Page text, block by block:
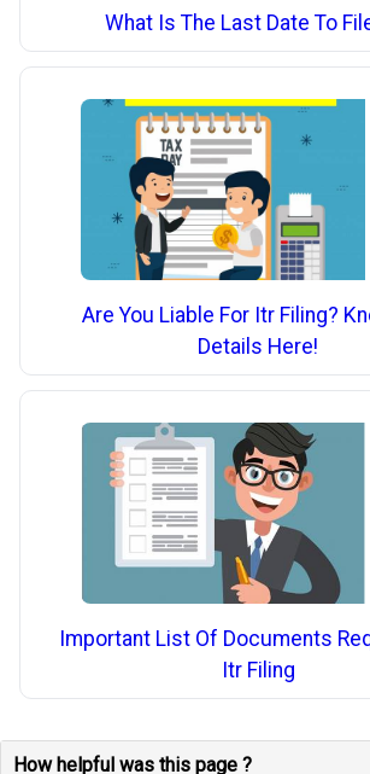
What Is The Last Date To
Are You Liable For Itr Filing?
Details Here!
Important List Of Documents
Itr Filing
How helpful was this page ?